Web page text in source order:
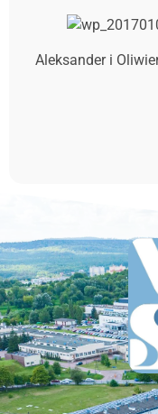
Aleksander i